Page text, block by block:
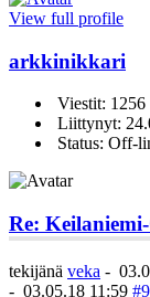
View full profile
arkkinikkari
Viestit: 1256
Liittynyt:
Status: Off-
Re:
tekijänä veka -
- 03.05.18 11:59